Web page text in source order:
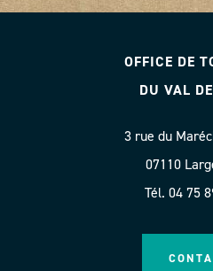
OFFICE DE
DU VAL
3 rue du
07110
Tél. 04 75